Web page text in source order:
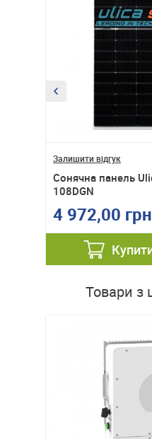
Залишити відгук
Cонячна панель
108DGN
4 972,00 грн
Товари з